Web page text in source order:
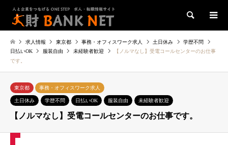
検索
求人情報 東京都 事務・オフィスワーク求人 土日休み
学歴不問
日払いOK
服装自由 未経験者歓迎
【ノルマなし】受電コールセンターのお仕事
です。
東京都 事務・オフィスワーク求人
土日休み 学歴不問 日払いOK 服装自由 未経験者歓迎
【ノルマなし】受電コールセンターのお仕事です。